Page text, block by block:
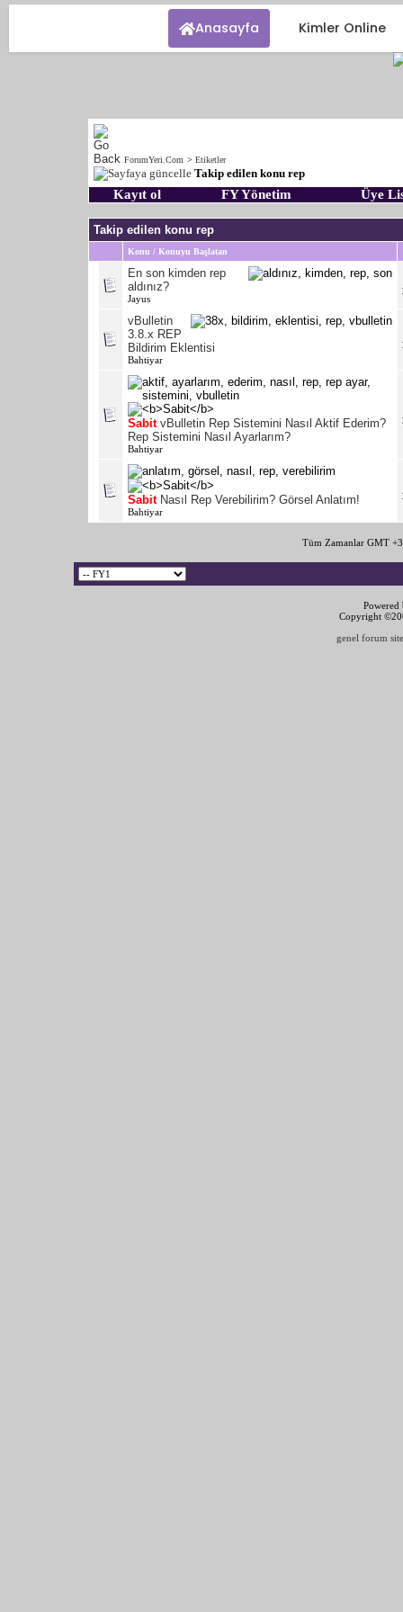
Anasayfa Kimler Online
ForumYeri.Com > Etiketler
Takip edilen konu rep
Kayıt ol FY Yönetim Üye
Takip edilen konu rep
Konu / Konuyu Başlatan
En son kimden rep
aldınız?
Jayus
vBulletin
3.8.x REP
Bildirim Eklentisi
Bahtiyar
Sabit vBulletin Rep Sistemini Nasıl Aktif Ederim?
Rep Sistemini Nasıl Ayarlarım?
Bahtiyar
Sabit Nasıl Rep Verebilirim? Görsel Anlatım!
Bahtiyar
Tüm Zamanlar GMT
Copyright
genel forum